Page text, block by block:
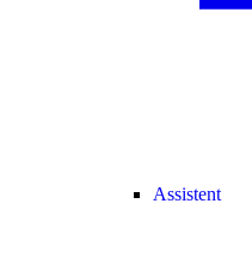
Assistent